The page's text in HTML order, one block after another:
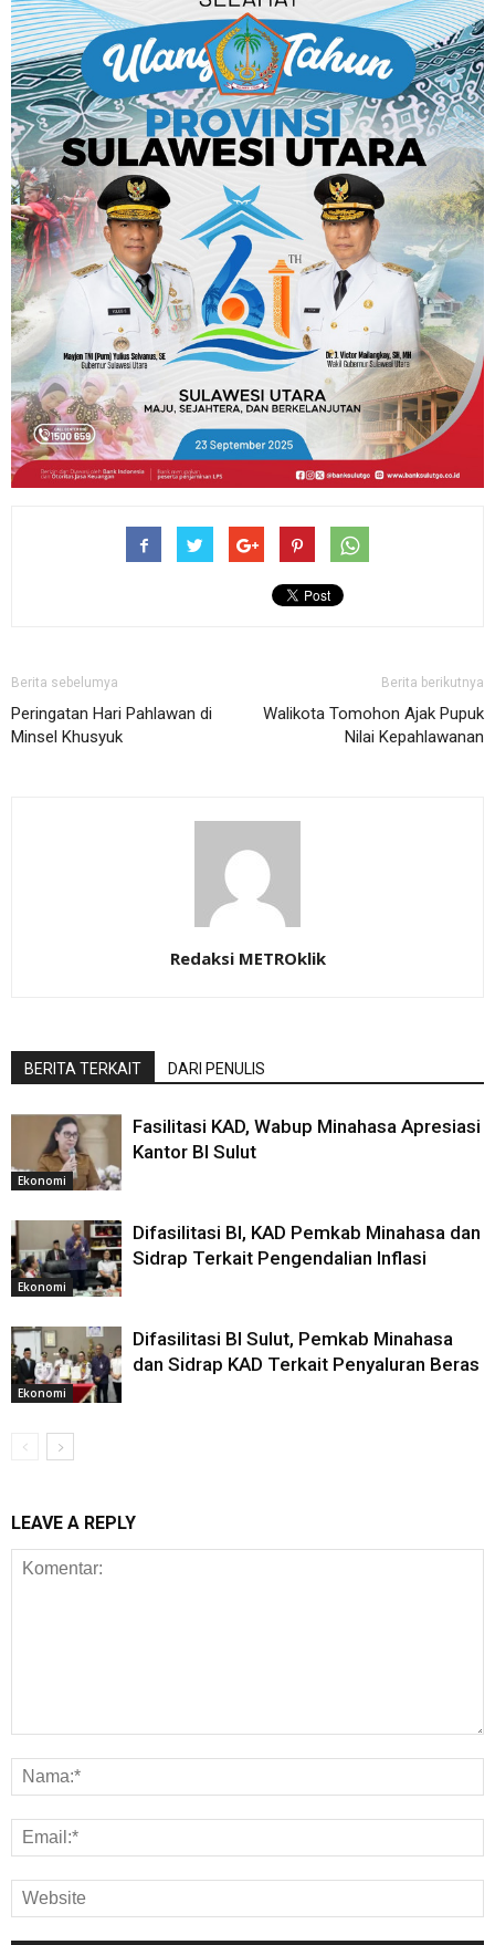
Berita sebelumya
Peringatan Hari Pahlawan di
Minsel Khusyuk
Berita berikutnya
Walikota Tomohon Ajak Pupuk
Nilai Kepahlawanan
Redaksi METROklik
BERITA TERKAIT DARI PENULIS
Ekonomi
Fasilitasi KAD, Wabup Minahasa Apresiasi
Kantor BI Sulut
Ekonomi
Difasilitasi BI, KAD Pemkab Minahasa dan
Sidrap Terkait Pengendalian Inflasi
Ekonomi
Difasilitasi BI Sulut, Pemkab Minahasa
dan Sidrap KAD Terkait Penyaluran Beras
LEAVE A REPLY